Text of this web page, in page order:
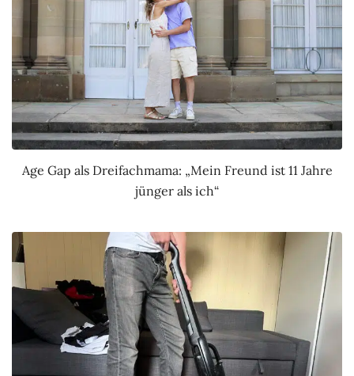
Age Gap als Dreifachmama: „Mein Freund ist 11 Jahre
jünger als ich“